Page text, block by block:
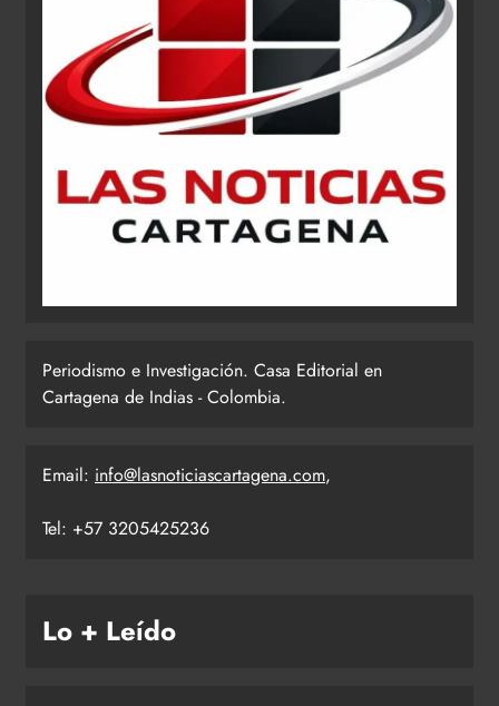
Periodismo e Investigación. Casa Editorial en
Cartagena de Indias - Colombia.
Email: info@lasnoticiascartagena.com,
Tel: +57 3205425236
Lo + Leído